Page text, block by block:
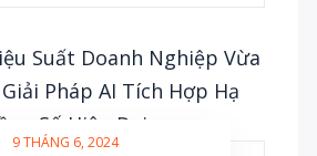
9 THÁNG 6, 2024